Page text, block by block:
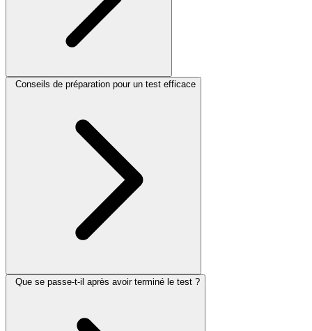
Conseils de préparation pour un test efficace
Que se passe-t-il après avoir terminé le test ?